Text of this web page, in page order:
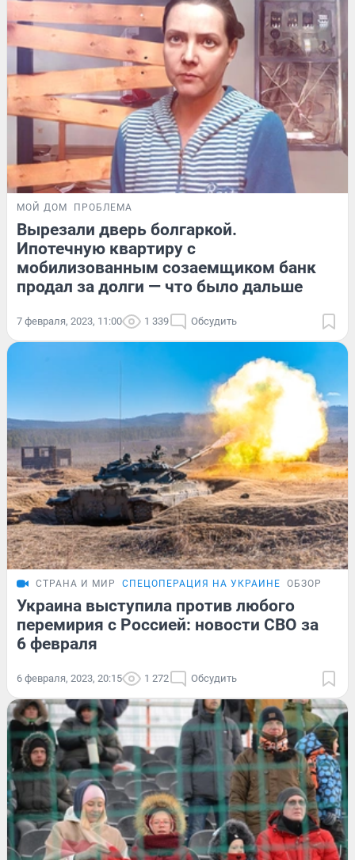
МОЙ ДОМ ПРОБЛЕМА
Вырезали дверь болгаркой.
Ипотечную квартиру с
мобилизованным созаемщиком банк
продал за долги — что было дальше
7 февраля, 2023, 11:00 1 339 Обсудить
СТРАНА И МИР СПЕЦОПЕРАЦИЯ НА УКРАИНЕ ОБЗОР
Украина выступила против любого
перемирия с Россией: новости СВО за
6 февраля
6 февраля, 2023, 20:15 1 272 Обсудить